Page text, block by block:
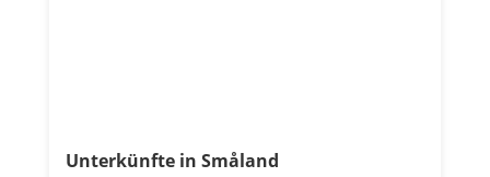
Unterkünfte in Småland